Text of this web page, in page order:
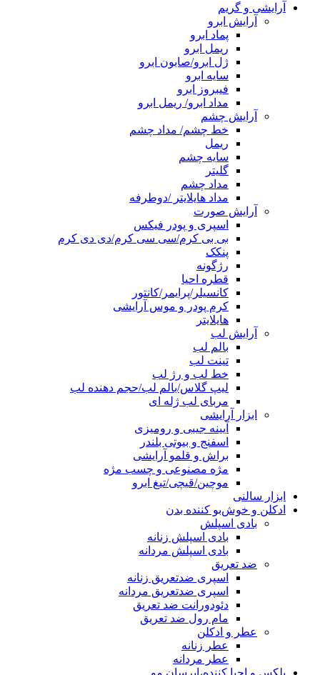
آرایشی و گریم
آرایش ابرو
پماد ابرو
ریمل ابرو
ژل ابرو/صابون ابرو
سایه ابرو
فیبروز ابرو
مداد ابرو/ ریمل ابرو
آرایش چشم
خط چشم/ مداد چشم
ریمل
سایه چشم
گلیتر
مداد چشم
مداد هایلایتر /دوطرفه
آرایش صورت
اسپری و پودر فیکس
بی بی کرم/سی سی کرم/دی دی کرم
پنکک
رژگونه
قطره احیا
کانسیلر/پرایمر/کانتور
کرم پودر و موس آرایشی
هایلایتر
آرایش لب
بالم لب
تینت لب
خط لب و رژ لب
لیپ گلاس/بالم لب/حجم دهنده لب
مربای لب ژله ای
ابزار آرایشی
آیینه جیبی و رومیزی
اسفنج و بیوتی بلندر
براش و قلمو آرایشی
مژه مصنوعی و چسب مژه
موچین/قیچی/تیغ ابرو
ابزار سالنی
ادکلن و خوش‌بو کننده بدن
بادی اسپلش
بادی اسپلش زنانه
بادی اسپلش مردانه
ضد تعریق
اسپری ضدتعریق زنانه
اسپری ضدتعریق مردانه
دئودورانت ضد تعریق
مام رول ضد تعریق
عطر و ادکلن
عطر زنانه
عطر مردانه
پلکس و احیا کننده،ابرسان مو